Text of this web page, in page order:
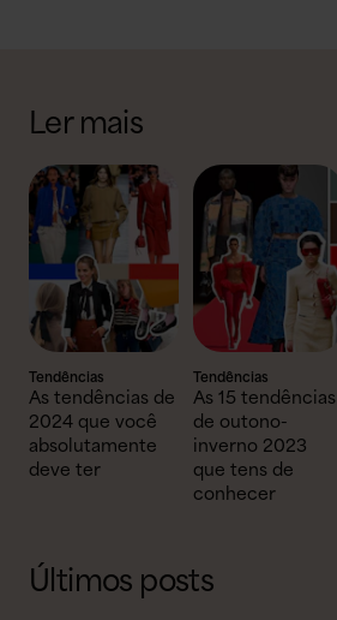
Ler mais
Tendências
As tendências de
2024 que você
absolutamente
deve ter
Tendências
As 15 tendências
de outono-
inverno 2023
que tens de
conhecer
Últimos posts